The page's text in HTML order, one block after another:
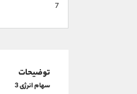
7
توضیحات
سهام انرژی 3